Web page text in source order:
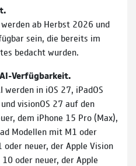
ab Herbst 2026 und
sein, die bereits im
bedacht wurden.
Verfügbarkeit.
in iOS 27, iPadOS
visionOS 27 auf den
dem iPhone 15 Pro (Max),
Modellen mit M1 oder
neuer, der Apple Vision
oder neuer, der Apple